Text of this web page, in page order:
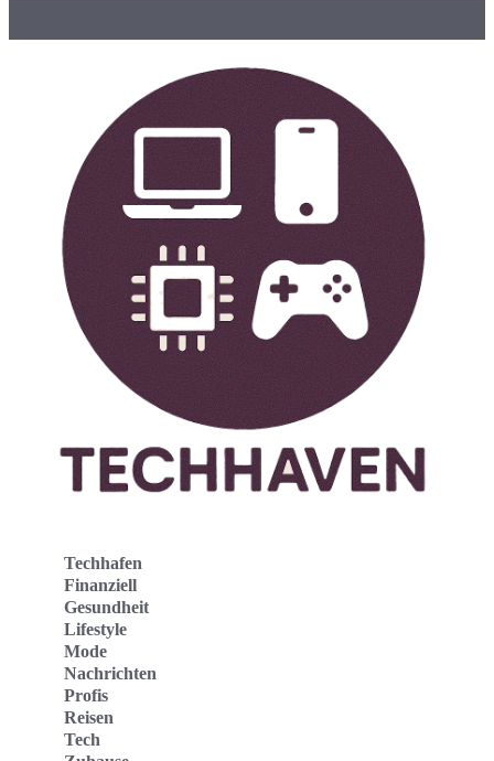
Techhafen
Finanziell
Gesundheit
Lifestyle
Mode
Nachrichten
Profis
Reisen
Tech